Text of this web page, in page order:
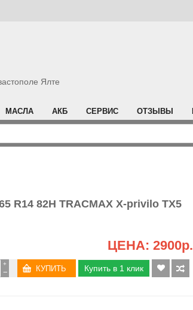
Ялте
МАСЛА АКБ СЕРВИС ОТЗЫВЫ
R14 82H TRACMAX X-privilo TX5
ЦЕНА: 2900р.
−
+ Купить в 1 клик